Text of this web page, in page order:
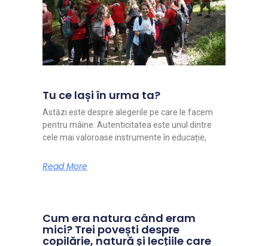
Tu ce lași în urma ta?
Astăzi este despre alegerile pe care le facem
pentru mâine. Autenticitatea este unul dintre
cele mai valoroase instrumente în educație,
Read More
Cum era natura când eram
mici? Trei povești despre
copilărie, natură și lecțiile care